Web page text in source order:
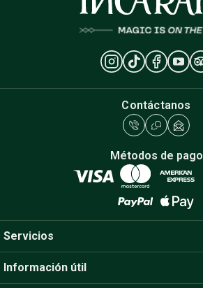
Contáctanos
Métodos de pago
Servicios
Información útil